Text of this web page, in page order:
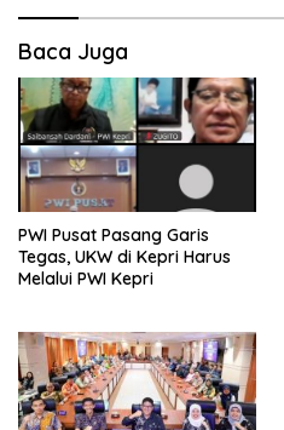
Baca Juga
PWI Pusat Pasang Garis
Tegas, UKW di Kepri Harus
Melalui PWI Kepri